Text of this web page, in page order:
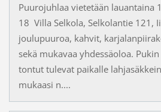
Puurojuhlaa vietetään lauantaina
18 Villa Selkola, Selkolantie 121,
joulupuuroa, kahvit,
sekä mukavaa yhdessäoloa.
tontut tulevat paikalle
mukaasi n....